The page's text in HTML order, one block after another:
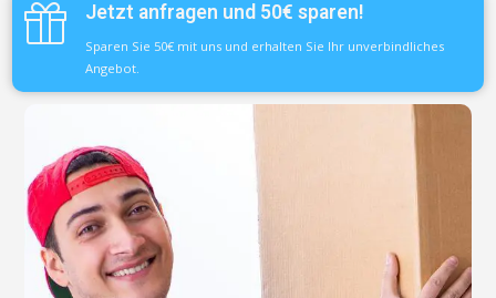
Jetzt anfragen und 50€ sparen!
Sparen Sie 50€ mit uns und erhalten Sie Ihr unverbindliches
Angebot.